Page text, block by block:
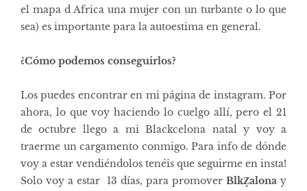
el mapa d Africa una mujer con un turbante o lo que
sea) es importante para la autoestima en general.
¿Cómo podemos conseguirlos?
Los puedes encontrar en mi página de instagram. Por
ahora, lo que voy haciendo lo cuelgo allí, pero el 21
de octubre llego a mi Blackcelona natal y voy a
traerme un cargamento conmigo. Para info de dónde
voy a estar vendiéndolos tenéis que seguirme en insta!
Solo voy a estar 13 días, para promover BlkZ̧alona y